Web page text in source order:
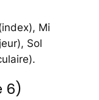
Mi
Sol
6)